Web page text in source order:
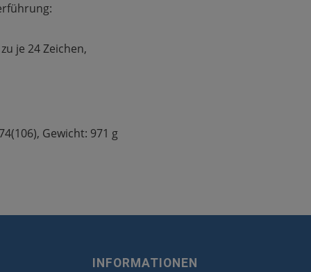
je 24 Zeichen,
Gewicht: 971 g
INFORMATIONEN